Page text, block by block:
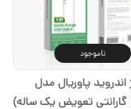
ناموجود
کابل شارژ اندروید پاوریال مدل